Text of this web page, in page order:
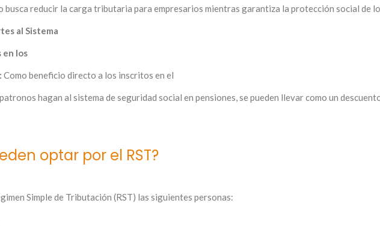
busca reducir la carga tributaria para empresarios mientras garantiza la protección social de
al Sistema
en los
Como beneficio directo a los inscritos en el
hagan al sistema de seguridad social en pensiones, se pueden llevar como un
optar por el RST?
Simple de Tributación (RST) las siguientes personas: